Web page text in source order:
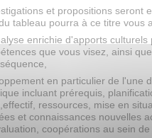
et propositions seront
tableau pourra à ce titre vous
enrichie d'apports
que vous visez, ainsi
en particulier de l'une
incluant prérequis,
ressources, mise en
et connaissances nouvelles
coopérations au sein